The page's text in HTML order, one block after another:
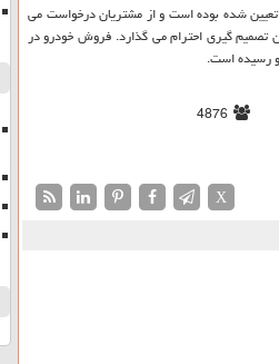
شده بوده است و از مشتریان درخواست می
تصمیم گیری احترام می گذارد. فروش خودرو در
4876
X